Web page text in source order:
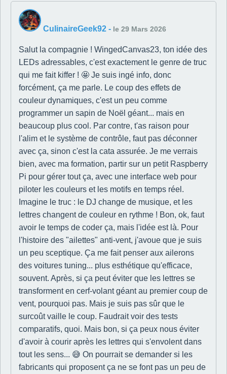
CulinaireGeek92 - le 29 Mars 2026
Salut la compagnie ! WingedCanvas23, ton idée des
LEDs adressables, c'est exactement le genre de truc
qui me fait kiffer ! 🤩 Je suis ingé info, donc
forcément, ça me parle. Le coup des effets de
couleur dynamiques, c'est un peu comme
programmer un sapin de Noël géant... mais en
beaucoup plus cool. Par contre, t'as raison pour
l'alim et le système de contrôle, faut pas déconner
avec ça, sinon c'est la cata assurée. Je me verrais
bien, avec ma formation, partir sur un petit Raspberry
Pi pour gérer tout ça, avec une interface web pour
piloter les couleurs et les motifs en temps réel.
Imagine le truc : le DJ change de musique, et les
lettres changent de couleur en rythme ! Bon, ok, faut
avoir le temps de coder ça, mais l'idée est là. Pour
l'histoire des "ailettes" anti-vent, j'avoue que je suis
un peu sceptique. Ça me fait penser aux ailerons
des voitures tuning... plus esthétique qu'efficace,
souvent. Après, si ça peut éviter que les lettres se
transforment en cerf-volant géant au premier coup de
vent, pourquoi pas. Mais je suis pas sûr que le
surcoût vaille le coup. Faudrait voir des tests
comparatifs, quoi. Mais bon, si ça peux nous éviter
d'avoir à courir après les lettres qui s'envolent dans
tout les sens... 😅 On pourrait se demander si les
fabricants qui proposent ça ne se font pas un peu de